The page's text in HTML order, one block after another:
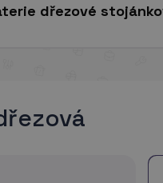
dřezové